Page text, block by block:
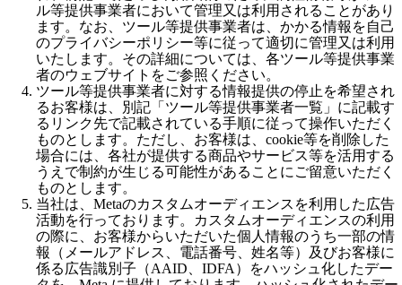
ル等提供事業者において管理又は利用されることがあり
ます。なお、ツール等提供事業者は、かかる情報を自己
のプライバシーポリシー等に従って適切に管理又は利用
いたします。その詳細については、各ツール等提供事業
者のウェブサイトをご参照ください。
ツール等提供事業者に対する情報提供の停止を希望され
るお客様は、別記「ツール等提供事業者一覧」に記載す
るリンク先で記載されている手順に従って操作いただく
ものとします。ただし、お客様は、cookie等を削除した
場合には、各社が提供する商品やサービス等を活用する
うえで制約が生じる可能性があることにご留意いただく
ものとします。
当社は、Metaのカスタムオーディエンスを利用した広告
活動を行っております。カスタムオーディエンスの利用
の際に、お客様からいただいた個人情報のうち一部の情
報（メールアドレス、電話番号、姓名等）及びお客様に
係る広告識別子（AAID、IDFA）をハッシュ化したデー